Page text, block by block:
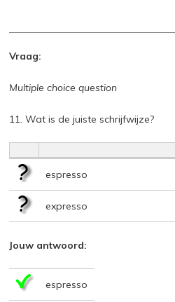
Vraag:
Multiple choice question
11. Wat is de juiste schrijfwijze?
espresso
expresso
Jouw antwoord:
espresso